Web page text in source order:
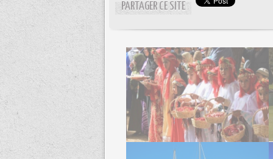
PARTAGER CE SITE